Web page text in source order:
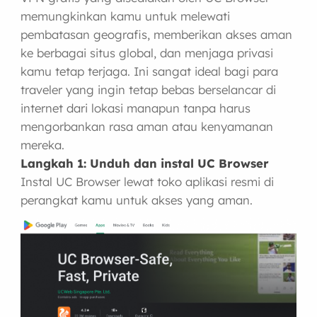
memungkinkan kamu untuk melewati
pembatasan geografis, memberikan akses aman
ke berbagai situs global, dan menjaga privasi
kamu tetap terjaga. Ini sangat ideal bagi para
traveler yang ingin tetap bebas berselancar di
internet dari lokasi manapun tanpa harus
mengorbankan rasa aman atau kenyamanan
mereka.
Langkah 1: Unduh dan instal UC Browser
Instal UC Browser lewat toko aplikasi resmi di
perangkat kamu untuk akses yang aman.